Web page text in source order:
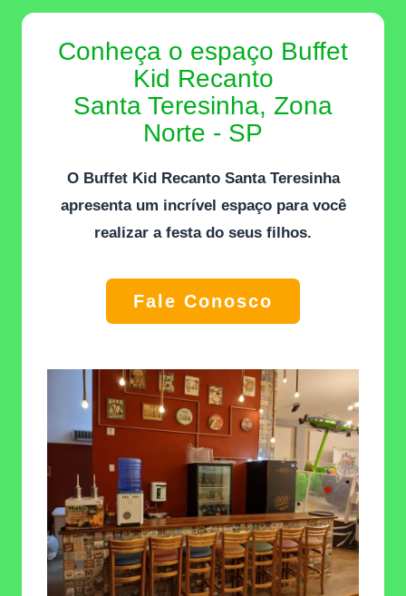
Conheça o espaço Buffet
Kid Recanto
Santa Teresinha, Zona
Norte - SP
O Buffet Kid Recanto Santa Teresinha
apresenta um incrível espaço para você
realizar a festa do seus filhos.
Fale Conosco